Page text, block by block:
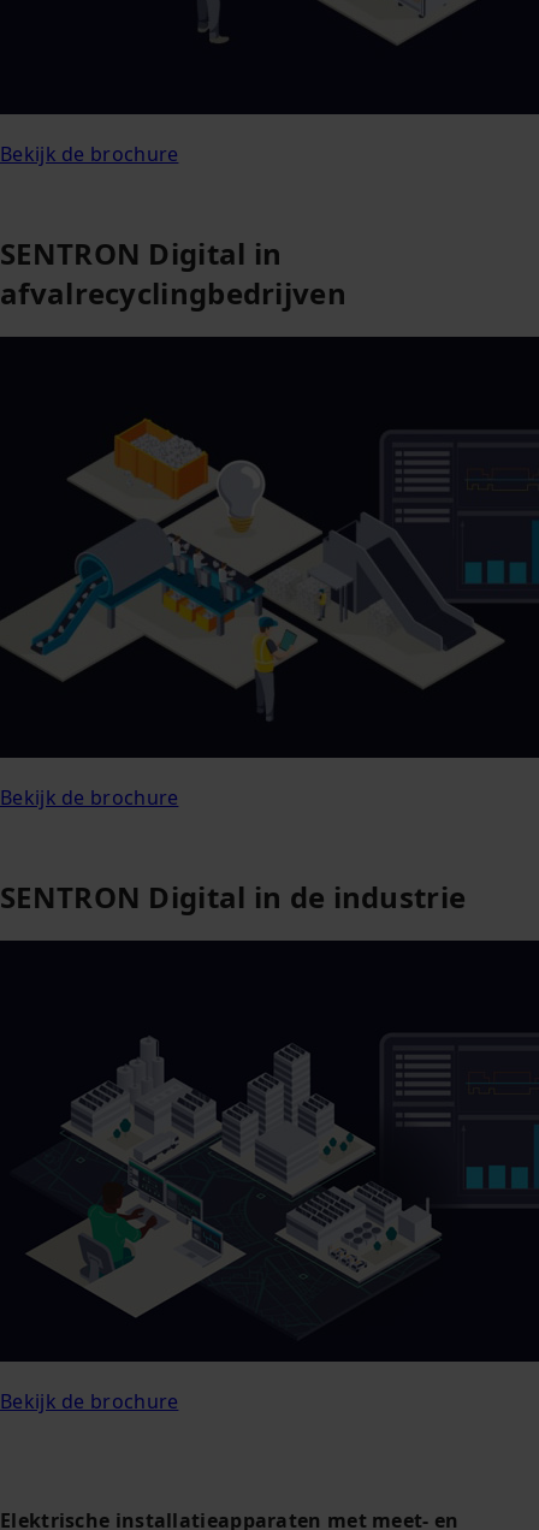
Bekijk de brochure
SENTRON Digital in
afvalrecyclingbedrijven
Bekijk de brochure
SENTRON Digital in de industrie
Bekijk de brochure
Elektrische installatieapparaten met meet- en